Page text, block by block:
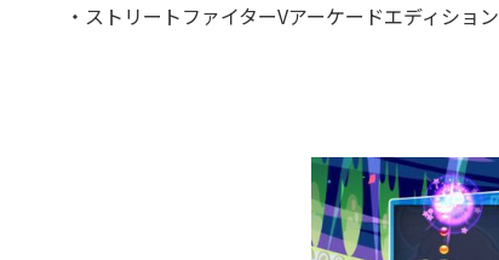
・ストリートファイターVアーケードエディション